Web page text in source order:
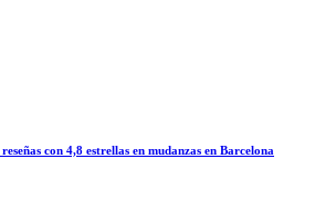
con 4,8 estrellas en mudanzas en Barcelona